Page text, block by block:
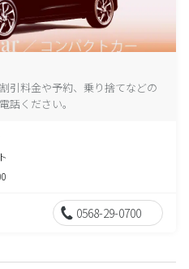
引料金や予約、乗り捨てなどの
話ください。
0568-29-0700